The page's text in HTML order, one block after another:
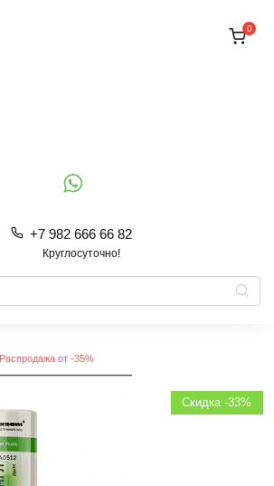
+7 982 666 66 82
Круглосуточно!
0
Распродажа от -35%
Скидка -33%